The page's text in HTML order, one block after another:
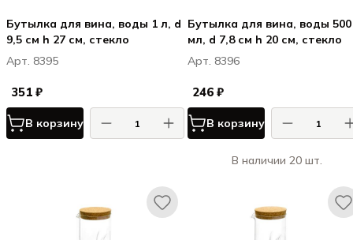
Бутылка для вина, воды 1 л, d
9,5 см h 27 см, стекло
Арт. 8395
351 ₽
В корзину
Бутылка для вина, воды 500
мл, d 7,8 см h 20 см, стекло
Арт. 8396
246 ₽
В корзину
В наличии 20 шт.